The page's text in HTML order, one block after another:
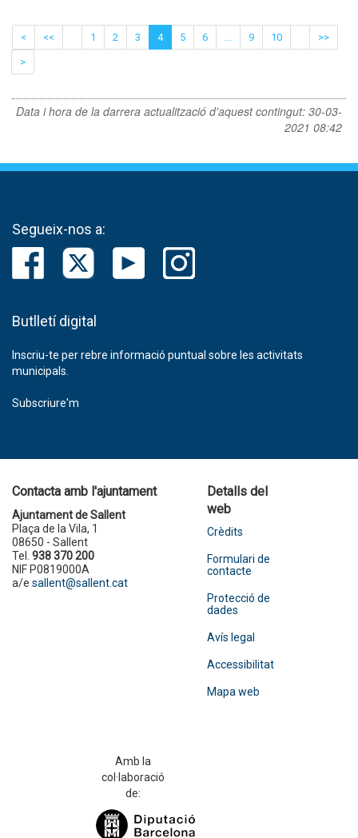
< << 1 2 3 4 5 6 ... 9 10 >>
>
Data i hora de la darrera actualització d'aquest contingut: 30-03-
2021 08:42
Segueix-nos a:
Butlletí digital
Inscriu-te per rebre informació puntual sobre les activitats
municipals.
Subscriure'm
Contacta amb l'ajuntament
Ajuntament de Sallent
Plaça de la Vila, 1
08650 - Sallent
Tel. 938 370 200
NIF P0819000A
a/e sallent@sallent.cat
Detalls del
web
Crèdits
Formulari de
contacte
Protecció de
dades
Avís legal
Accessibilitat
Mapa web
Amb la
col·laboració
de: